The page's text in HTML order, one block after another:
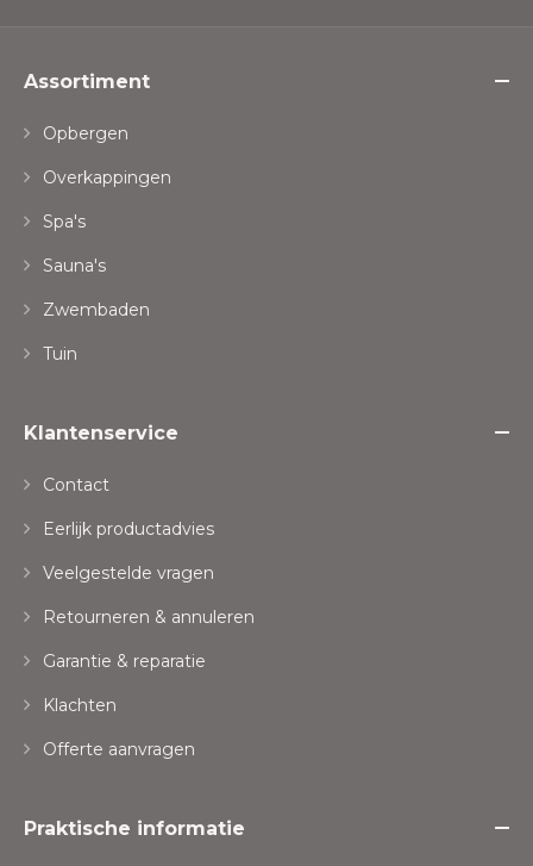
Assortiment
Opbergen
Overkappingen
Spa's
Sauna's
Zwembaden
Tuin
Klantenservice
Contact
Eerlijk productadvies
Veelgestelde vragen
Retourneren & annuleren
Garantie & reparatie
Klachten
Offerte aanvragen
Praktische informatie